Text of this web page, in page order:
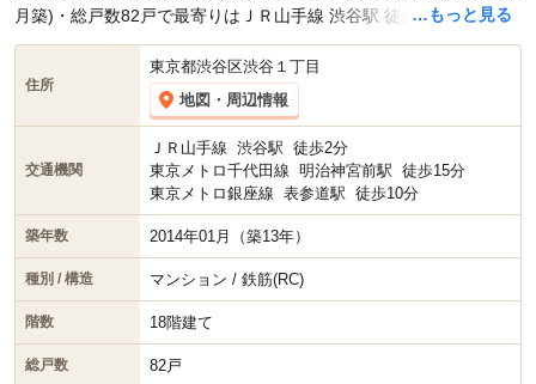
…もっと見る
月築)・総戸数82戸で最寄りはＪＲ山手線 渋谷駅 徒歩2分。東京メ
トロ千代田線 明治神宮前駅 徒歩15分です。現在スマイティに賃貸
募集中の部屋が1件(2LDK)、中古マンション売り出し中の部屋が3
件(1LDK)
掲載されています。
住所
東京都渋谷区渋谷１丁目
地図・周辺情報
交通機関
ＪＲ山手線 渋谷駅 徒歩2分
東京メトロ千代田線
明治神宮前駅 徒歩15分
東京メトロ銀座線 表参道駅 徒歩10分
築年数 2014年01月（築13年）
種別 / 構造 マンション / 鉄筋(RC)
階数 18階建て
総戸数 82戸